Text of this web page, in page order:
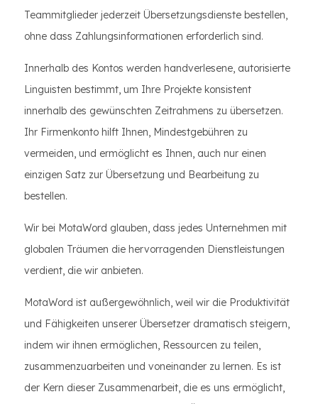
Teammitglieder jederzeit Übersetzungsdienste bestellen,
ohne dass Zahlungsinformationen erforderlich sind.
Innerhalb des Kontos werden handverlesene, autorisierte
Linguisten bestimmt, um Ihre Projekte konsistent
innerhalb des gewünschten Zeitrahmens zu übersetzen.
Ihr Firmenkonto hilft Ihnen, Mindestgebühren zu
vermeiden, und ermöglicht es Ihnen, auch nur einen
einzigen Satz zur Übersetzung und Bearbeitung zu
bestellen.
Wir bei MotaWord glauben, dass jedes Unternehmen mit
globalen Träumen die hervorragenden Dienstleistungen
verdient, die wir anbieten.
MotaWord ist außergewöhnlich, weil wir die Produktivität
und Fähigkeiten unserer Übersetzer dramatisch steigern,
indem wir ihnen ermöglichen, Ressourcen zu teilen,
zusammenzuarbeiten und voneinander zu lernen. Es ist
der Kern dieser Zusammenarbeit, die es uns ermöglicht,